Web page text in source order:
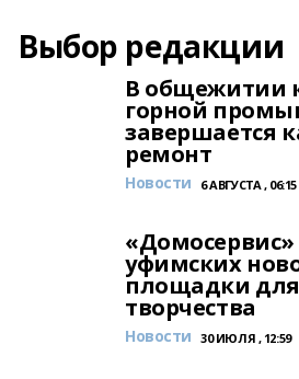
Выбор редакции
В общежитии
горной
завершается
ремонт
Новости 6 АВГУСТА , 06:15
«Домосервис»
уфимских
площадки
творчества
Новости 30 ИЮЛЯ , 12:59